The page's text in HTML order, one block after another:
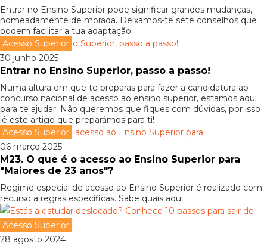
Entrar no Ensino Superior pode significar grandes mudanças,
nomeadamente de morada. Deixamos-te sete conselhos que
podem facilitar a tua adaptação.
Acesso Superior
30 junho 2025
Entrar no Ensino Superior, passo a passo!
Numa altura em que te preparas para fazer a candidatura ao
concurso nacional de acesso ao ensino superior, estamos aqui
para te ajudar. Não queremos que fiques com dúvidas, por isso
lê este artigo que preparámos para ti!
Acesso Superior
06 março 2025
M23. O que é o acesso ao Ensino Superior para
"Maiores de 23 anos"?
Regime especial de acesso ao Ensino Superior é realizado com
recurso a regras específicas. Sabe quais aqui.
Acesso Superior
28 agosto 2024